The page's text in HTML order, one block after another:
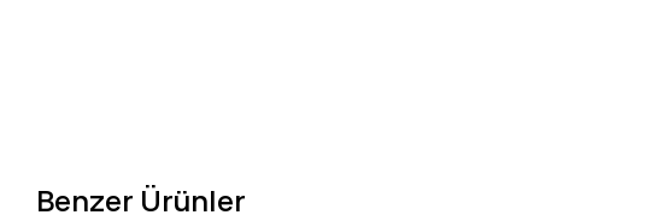
Benzer Ürünler